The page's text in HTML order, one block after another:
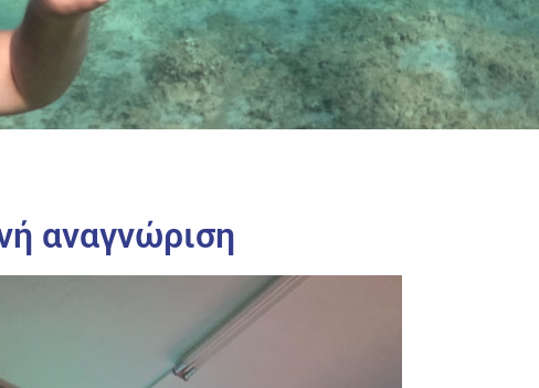
αναγνώριση